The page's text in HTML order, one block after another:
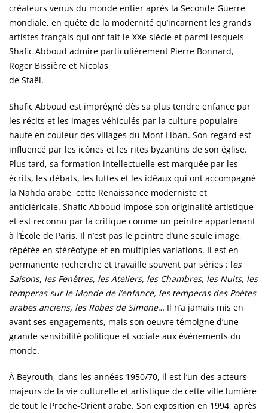
créateurs venus du monde entier après la Seconde Guerre
mondiale, en quête de la modernité qu’incarnent les grands
artistes français qui ont fait le XXe siècle et parmi lesquels
Shafic Abboud admire particulièrement Pierre Bonnard,
Roger Bissière et Nicolas
de Staël.
Shafic Abboud est imprégné dès sa plus tendre enfance par
les récits et les images véhiculés par la culture populaire
haute en couleur des villages du Mont Liban. Son regard est
influencé par les icônes et les rites byzantins de son église.
Plus tard, sa formation intellectuelle est marquée par les
écrits, les débats, les luttes et les idéaux qui ont accompagné
la Nahda arabe, cette Renaissance moderniste et
anticléricale. Shafic Abboud impose son originalité artistique
et est reconnu par la critique comme un peintre appartenant
à l’École de Paris. Il n’est pas le peintre d’une seule image,
répétée en stéréotype et en multiples variations. Il est en
permanente recherche et travaille souvent par séries : les
Saisons, les Fenêtres, les Ateliers, les Chambres, les Nuits, les
temperas sur le Monde de l’enfance, les temperas des Poètes
arabes anciens, les Robes de Simone… Il n’a jamais mis en
avant ses engagements, mais son oeuvre témoigne d’une
grande sensibilité politique et sociale aux événements du
monde.
À Beyrouth, dans les années 1950/70, il est l’un des acteurs
majeurs de la vie culturelle et artistique de cette ville lumière
de tout le Proche-Orient arabe. Son exposition en 1994, après